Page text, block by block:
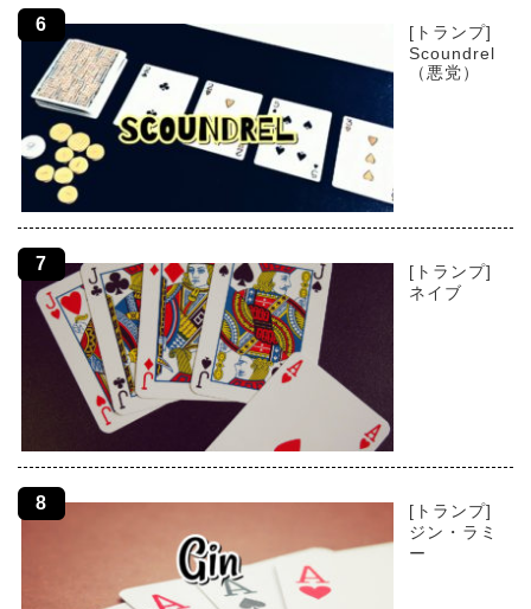
[トランプ]
Scoundrel
（悪党）
[トランプ]
ネイブ
[トランプ]
ジン・ラミ
ー